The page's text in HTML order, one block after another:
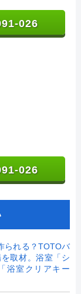
026
026
られる？TOTOバ
取材。浴室「シ
浴室クリアキー